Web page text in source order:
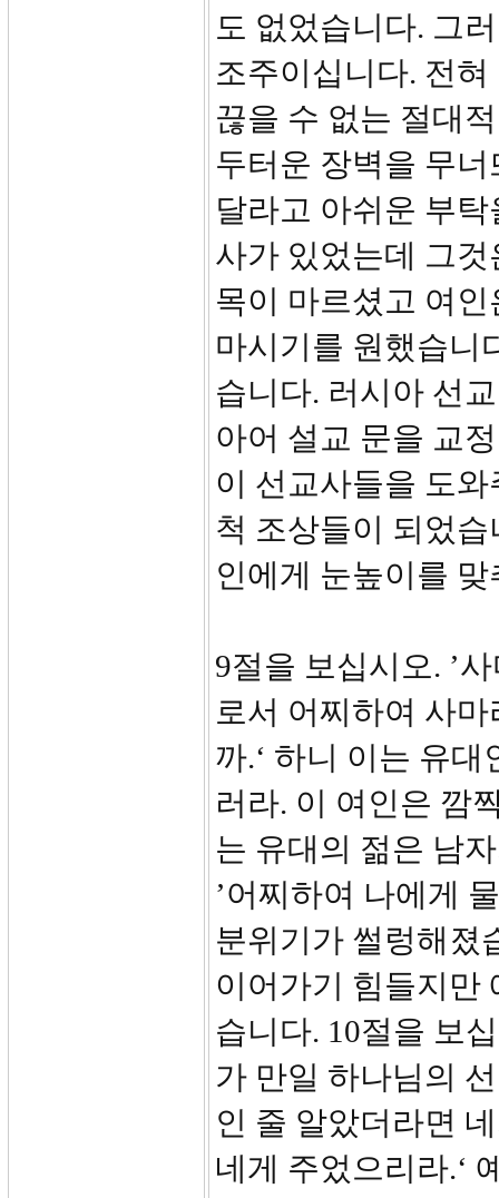
도 없었습니다. 그
조주이십니다. 전
끊을 수 없는 절대
두터운 장벽을 무
달라고 아쉬운 부
사가 있었는데 그
목이 마르셨고 여
마시기를 원했습니
습니다. 러시아 선
아어 설교 문을 교
이 선교사들을 도
척 조상들이 되었
인에게 눈높이를
9절을 보십시오. ’
로서 어찌하여 사
까.‘ 하니 이는 유
러라. 이 여인은 깜
는 유대의 젊은 남
’어찌하여 나에게
분위기가 썰렁해졌
이어가기 힘들지만
습니다. 10절을 보
가 만일 하나님의
인 줄 알았더라면
네게 주었으리라.‘